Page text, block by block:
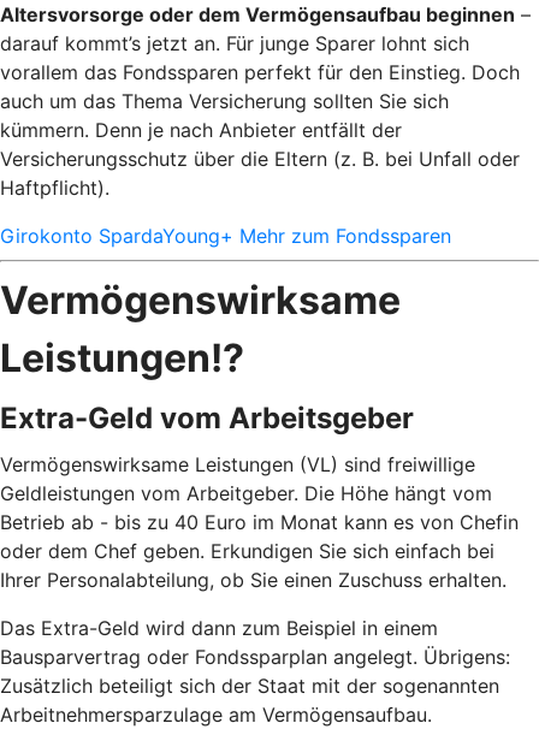
Altersvorsorge oder dem Vermögensaufbau beginnen –
darauf kommt’s jetzt an. Für junge Sparer lohnt sich
vorallem das Fondssparen perfekt für den Einstieg. Doch
auch um das Thema Versicherung sollten Sie sich
kümmern. Denn je nach Anbieter entfällt der
Versicherungsschutz über die Eltern (z. B. bei Unfall oder
Haftpflicht).
Girokonto SpardaYoung+ Mehr zum Fondssparen
Vermögenswirksame
Leistungen!?
Extra-Geld vom Arbeitsgeber
Vermögenswirksame Leistungen (VL) sind freiwillige
Geldleistungen vom Arbeitgeber. Die Höhe hängt vom
Betrieb ab - bis zu 40 Euro im Monat kann es von Chefin
oder dem Chef geben. Erkundigen Sie sich einfach bei
Ihrer Personalabteilung, ob Sie einen Zuschuss erhalten.
Das Extra-Geld wird dann zum Beispiel in einem
Bausparvertrag oder Fondssparplan angelegt. Übrigens:
Zusätzlich beteiligt sich der Staat mit der sogenannten
Arbeitnehmersparzulage am Vermögensaufbau.